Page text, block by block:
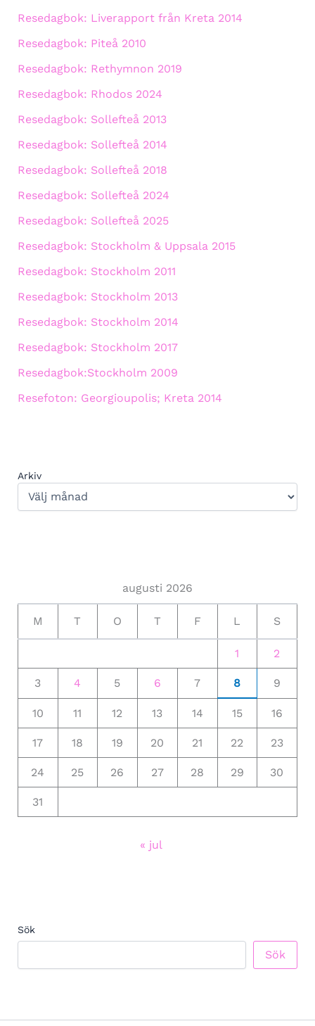
Resedagbok: Liverapport från Kreta 2014
Resedagbok: Piteå 2010
Resedagbok: Rethymnon 2019
Resedagbok: Rhodos 2024
Resedagbok: Sollefteå 2013
Resedagbok: Sollefteå 2014
Resedagbok: Sollefteå 2018
Resedagbok: Sollefteå 2024
Resedagbok: Sollefteå 2025
Resedagbok: Stockholm & Uppsala 2015
Resedagbok: Stockholm 2011
Resedagbok: Stockholm 2013
Resedagbok: Stockholm 2014
Resedagbok: Stockholm 2017
Resedagbok:Stockholm 2009
Resefoton: Georgioupolis; Kreta 2014
Arkiv
augusti 2026
M T O T F L S
1 2
3 4 5 6 7 8 9
10 11 12 13 14 15 16
17 18 19 20 21 22 23
24 25 26 27 28 29 30
31
« jul
Sök
Sök